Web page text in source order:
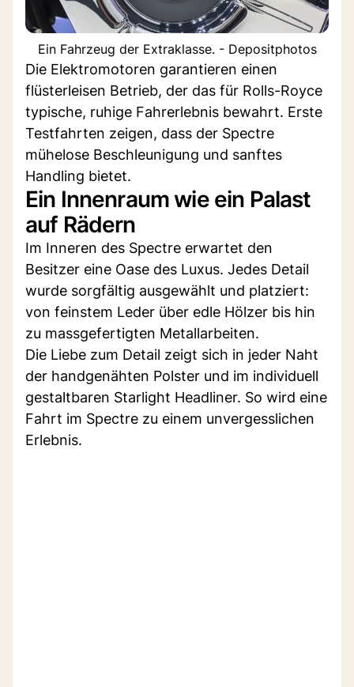
Ein Fahrzeug der Extraklasse. - Depositphotos
Die Elektromotoren garantieren einen
flüsterleisen Betrieb, der das für Rolls-Royce
typische, ruhige Fahrerlebnis bewahrt. Erste
Testfahrten zeigen, dass der Spectre
mühelose Beschleunigung und sanftes
Handling bietet.
Ein Innenraum wie ein Palast
auf Rädern
Im Inneren des Spectre erwartet den
Besitzer eine Oase des Luxus. Jedes Detail
wurde sorgfältig ausgewählt und platziert:
von feinstem Leder über edle Hölzer bis hin
zu massgefertigten Metallarbeiten.
Die Liebe zum Detail zeigt sich in jeder Naht
der handgenähten Polster und im individuell
gestaltbaren Starlight Headliner. So wird eine
Fahrt im Spectre zu einem unvergesslichen
Erlebnis.